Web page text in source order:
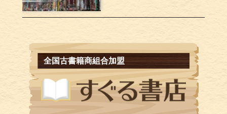
全国古書籍商組合加盟